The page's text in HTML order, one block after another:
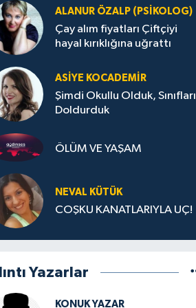
ALANUR ÖZALP (PSIKOLOG)
Çay alım fiyatları Çiftçiyi
hayal kırıklığına uğrattı
ASIYE KOCADEMİR
Şimdi Okullu Olduk, Sınıfları
Doldurduk
ÖLÜM VE YAŞAM
NEVAL KÜTÜK
COŞKU KANATLARIYLA UÇ!
Yazarlar
KONUK YAZAR